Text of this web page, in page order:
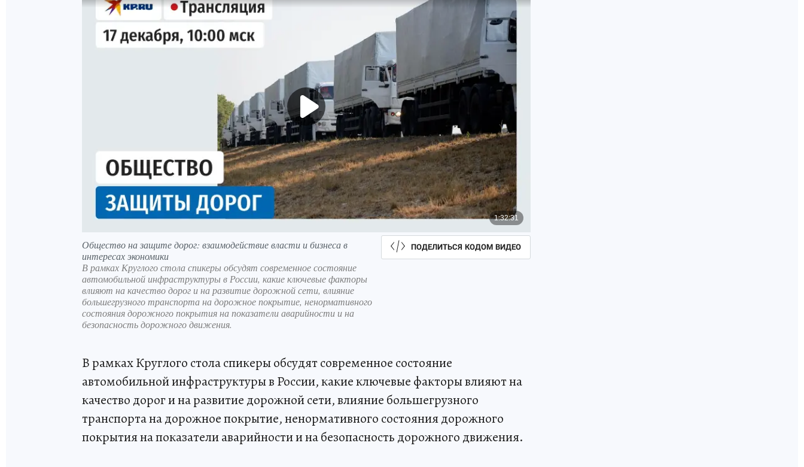
Общество на защите дорог: взаимодействие власти и бизнеса в
интересах экономики
В рамках Круглого стола спикеры обсудят современное состояние
автомобильной инфраструктуры в России, какие ключевые факторы
влияют на качество дорог и на развитие дорожной сети, влияние
большегрузного транспорта на дорожное покрытие, ненормативного
состояния дорожного покрытия на показатели аварийности и на
безопасность дорожного движения.
ПОДЕЛИТЬСЯ КОДОМ ВИДЕО
В рамках Круглого стола спикеры обсудят современное состояние
автомобильной инфраструктуры в России, какие ключевые факторы влияют на
качество дорог и на развитие дорожной сети, влияние большегрузного
транспорта на дорожное покрытие, ненормативного состояния дорожного
покрытия на показатели аварийности и на безопасность дорожного движения.